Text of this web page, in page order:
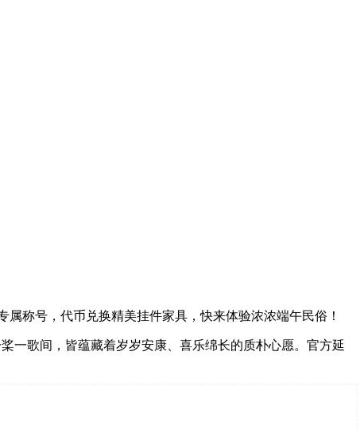
属称号，代币兑换精美挂件家具，快来体验浓浓端午民俗！
一歌间，皆蕴藏着岁岁安康、喜乐绵长的质朴心愿。官方延